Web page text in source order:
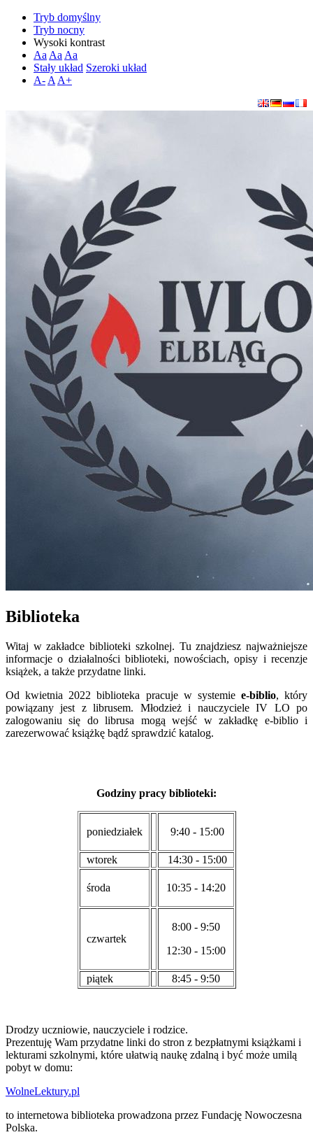
Tryb domyślny
Tryb nocny
Wysoki kontrast
Aa Aa Aa
Stały układ Szeroki układ
A- A A+
Biblioteka
Witaj w zakładce biblioteki szkolnej. Tu znajdziesz najważniejsze
informacje o działalności biblioteki, nowościach, opisy i recenzje
książek, a także przydatne linki.
Od kwietnia 2022 biblioteka pracuje w systemie e-biblio, który
powiązany jest z librusem. Młodzież i nauczyciele IV LO po
zalogowaniu się do librusa mogą wejść w zakładkę e-biblio i
zarezerwować książkę bądź sprawdzić katalog.
Godziny pracy biblioteki:
poniedziałek 9:40 - 15:00
wtorek 14:30 - 15:00
środa 10:35 - 14:20
czwartek
8:00 - 9:50
12:30 - 15:00
piątek 8:45 - 9:50
Drodzy uczniowie, nauczyciele i rodzice.
Prezentuję Wam przydatne linki do stron z bezpłatnymi książkami i
lekturami szkolnymi, które ułatwią naukę zdalną i być może umilą
pobyt w domu:
WolneLektury.pl
to internetowa biblioteka prowadzona przez Fundację Nowoczesna
Polska.